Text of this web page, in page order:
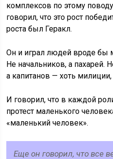
комплексов по этому
говорил, что это рост
роста был Геракл.
Он и играл людей вроде бы
Не начальников, а пахарей.
а капитанов — хоть
И говорил, что в каждой
протест маленького
«маленький человек».
Еще он говорил, что все